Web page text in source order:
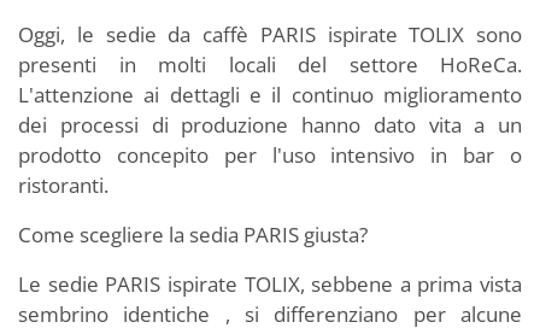
Oggi, le sedie da caffè PARIS ispirate TOLIX sono
presenti in molti locali del settore HoReCa.
L'attenzione ai dettagli e il continuo miglioramento
dei processi di produzione hanno dato vita a un
prodotto concepito per l'uso intensivo in bar o
ristoranti.
Come scegliere la sedia PARIS giusta?
Le sedie PARIS ispirate TOLIX, sebbene a prima vista
sembrino identiche , si differenziano per alcune